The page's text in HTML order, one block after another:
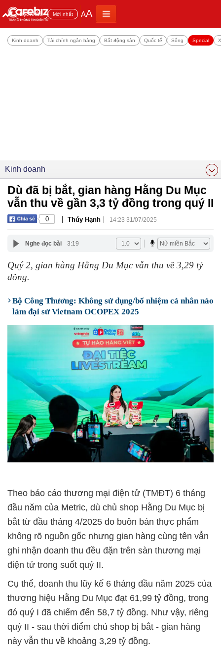
Đọc nhiều Mới nhất AA
Kinh doanh Tài chính ngân hàng Bất động sản Quốc tế Sống Special
Kinh doanh
Dù đã bị bắt, gian hàng Hằng Du Mục
vẫn thu về gần 3,3 tỷ đồng trong quý II
0 | Thúy Hạnh | 14:23 31/07/2025
Nghe đọc bài 3:19
Quý 2, gian hàng Hằng Du Mục vẫn thu về 3,29 tỷ
đồng.
Bộ Công Thương: Không sử dụng/bổ nhiệm cá nhân nào
làm đại sứ Vietnam OCOPEX 2025
Theo báo cáo thương mại điện tử (TMĐT) 6 tháng
đầu năm của Metric, dù chủ shop Hằng Du Mục bị
bắt từ đầu tháng 4/2025 do buôn bán thực phẩm
không rõ nguồn gốc nhưng gian hàng cùng tên vẫn
ghi nhận doanh thu đều đặn trên sàn thương mại
điện tử trong suốt quý II.
Cụ thể, doanh thu lũy kế 6 tháng đầu năm 2025 của
thương hiệu Hằng Du Mục đạt 61,99 tỷ đồng, trong
đó quý I đã chiếm đến 58,7 tỷ đồng. Như vậy, riêng
quý II - sau thời điểm chủ shop bị bắt - gian hàng
này vẫn thu về khoảng 3,29 tỷ đồng.